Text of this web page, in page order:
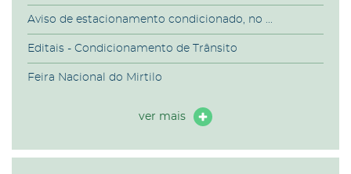
Aviso de estacionamento condicionado, no ...
Editais - Condicionamento de Trânsito
Feira Nacional do Mirtilo
ver mais